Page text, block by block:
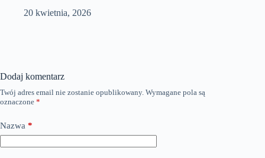
20 kwietnia, 2026
Dodaj komentarz
Twój adres email nie zostanie opublikowany. Wymagane pola są
oznaczone *
Nazwa *